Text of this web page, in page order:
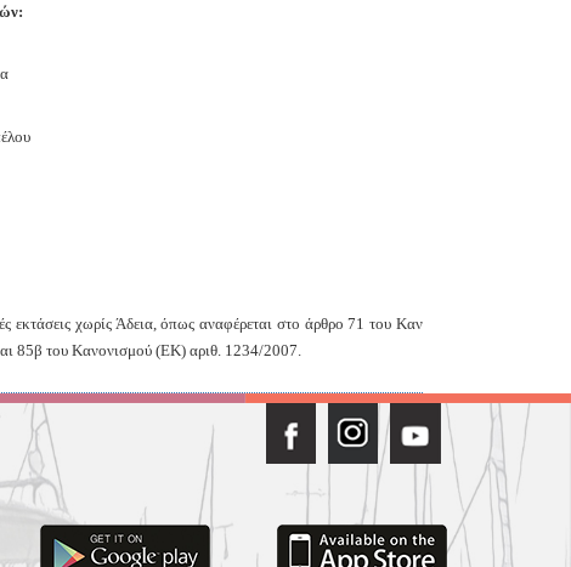
εκτάσεις χωρίς Άδεια, όπως αναφέρεται στο άρθρο 71 του Καν
85β του Κανονισμού (ΕΚ) αριθ. 1234/2007.